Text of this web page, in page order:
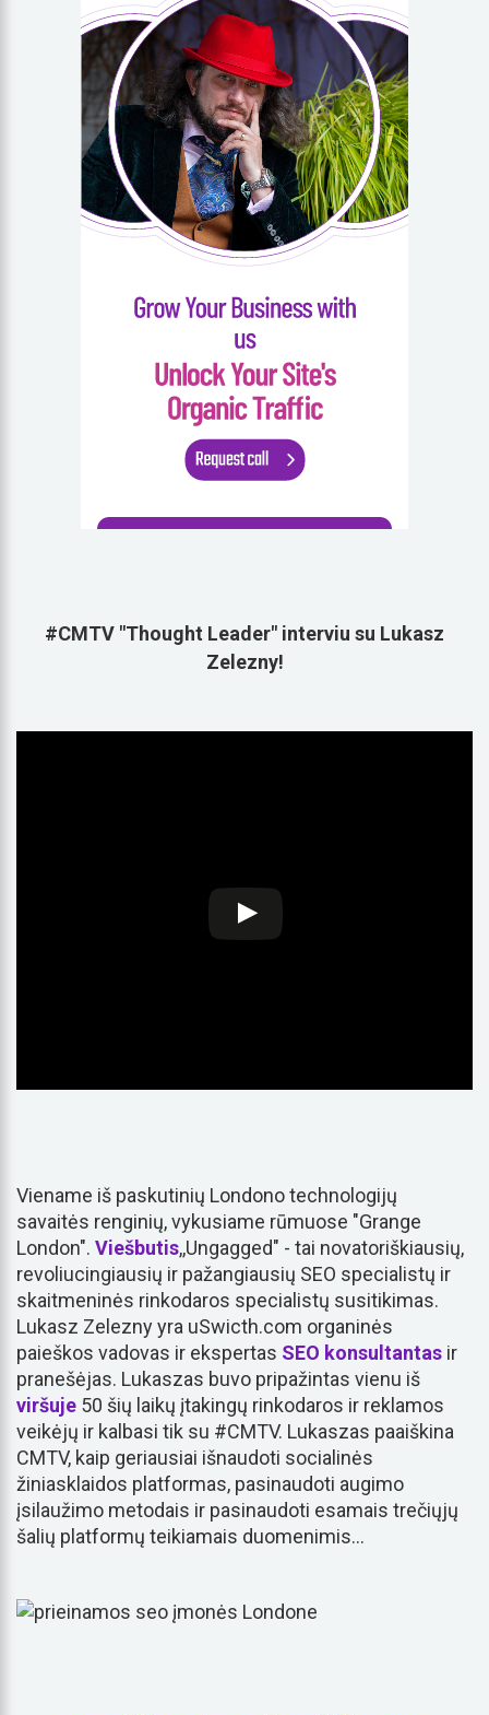
#CMTV "Thought Leader" interviu su Lukasz
Zelezny!
Viename iš paskutinių Londono technologijų
savaitės renginių, vykusiame rūmuose "Grange
London". Viešbutis,,Ungagged" - tai novatoriškiausių,
revoliucingiausių ir pažangiausių SEO specialistų ir
skaitmeninės rinkodaros specialistų susitikimas.
Lukasz Zelezny yra uSwicth.com organinės
paieškos vadovas ir ekspertas SEO konsultantas ir
pranešėjas. Lukaszas buvo pripažintas vienu iš
viršuje 50 šių laikų įtakingų rinkodaros ir reklamos
veikėjų ir kalbasi tik su #CMTV. Lukaszas paaiškina
CMTV, kaip geriausiai išnaudoti socialinės
žiniasklaidos platformas, pasinaudoti augimo
įsilaužimo metodais ir pasinaudoti esamais trečiųjų
šalių platformų teikiamais duomenimis...